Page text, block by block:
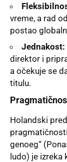
vreme, a rad
postao
Jednakost:
direktor i
a očekuje se
titulu.
Holandski
genoeg“
ludo) je izreka